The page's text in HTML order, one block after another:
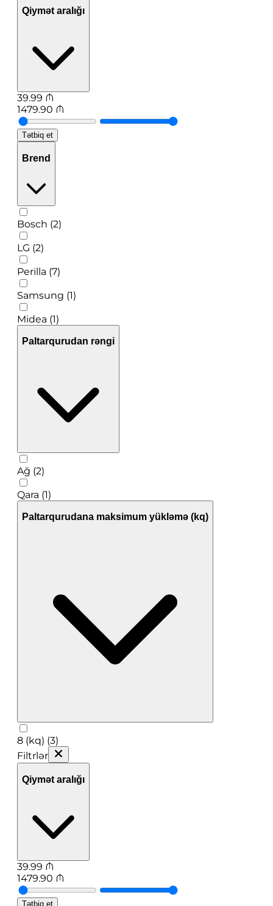
Qiymət aralığı
39.99 ₼
1479.90 ₼
Tətbiq et
Brend
Bosch (2)
LG (2)
Perilla (7)
Samsung (1)
Midea (1)
Paltarqurudan rəngi
Ağ (2)
Qara (1)
Paltarqurudana maksimum yükləmə (kq)
8 (kq) (3)
Filtrlər
Qiymət aralığı
39.99 ₼
1479.90 ₼
Tətbiq et